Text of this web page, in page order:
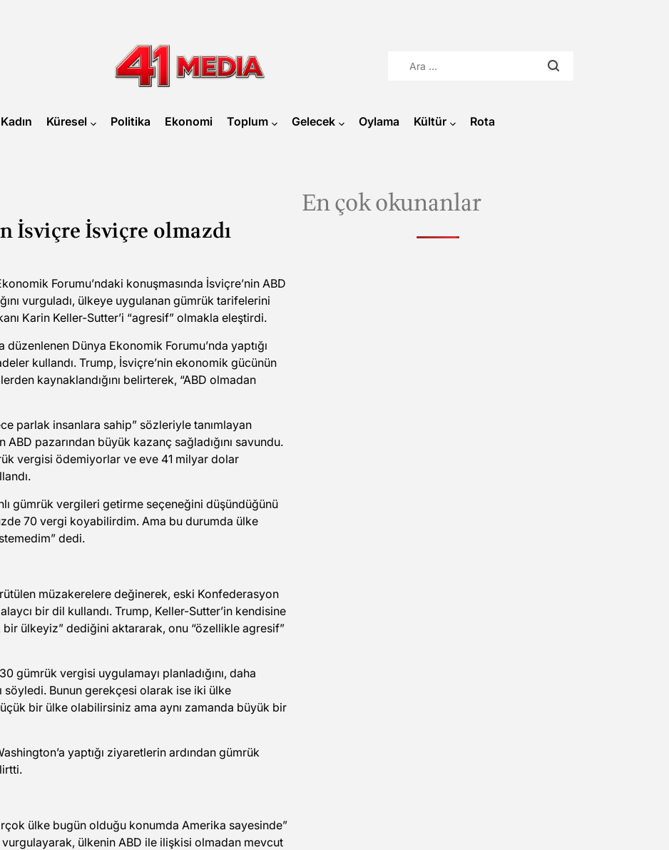
Arama:
Kadın Küresel Politika Ekonomi Toplum Gelecek Oylama Kültür Rota
İsviçre İsviçre olmazdı
Forumu’ndaki konuşmasında İsviçre’nin ABD
vurguladı, ülkeye uygulanan gümrük tarifelerini
Karin Keller-Sutter’i “agresif” olmakla eleştirdi.
düzenlenen Dünya Ekonomik Forumu’nda yaptığı
kullandı. Trump, İsviçre’nin ekonomik gücünün
kaynaklandığını belirterek, “ABD olmadan
parlak insanlara sahip” sözleriyle tanımlayan
pazarından büyük kazanç sağladığını savundu.
vergisi ödemiyorlar ve eve 41 milyar dolar
gümrük vergileri getirme seçeneğini düşündüğünü
70 vergi koyabilirdim. Ama bu durumda ülke
dedi.
müzakerelere değinerek, eski Konfederasyon
bir dil kullandı. Trump, Keller-Sutter’in kendisine
ülkeyiz” dediğini aktararak, onu “özellikle agresif”
gümrük vergisi uygulamayı planladığını, daha
söyledi. Bunun gerekçesi olarak ise iki ülke
bir ülke olabilirsiniz ama aynı zamanda büyük bir
yaptığı ziyaretlerin ardından gümrük
ülke bugün olduğu konumda Amerika sayesinde”
ülkenin ABD ile ilişkisi olmadan mevcut
En çok okunanlar